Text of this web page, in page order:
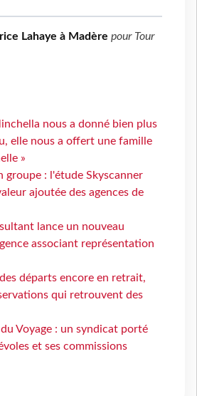
Lahaye à Madère pour Tour
nous a donné bien plus
elle nous a offert une famille
»
groupe : l'étude Skyscanner
ajoutée des agences de
lance un nouveau
associant représentation
départs encore en retrait,
qui retrouvent des
Voyage : un syndicat porté
et ses commissions